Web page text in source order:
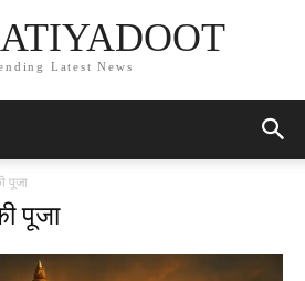
Latest News
पूजा
पूजा